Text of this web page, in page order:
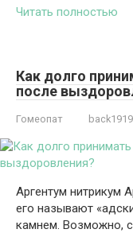
Читать полностью
Как долго
после
Гомеопат back1919
Аргентум нитрикум
его называют
камнем. Возможно,